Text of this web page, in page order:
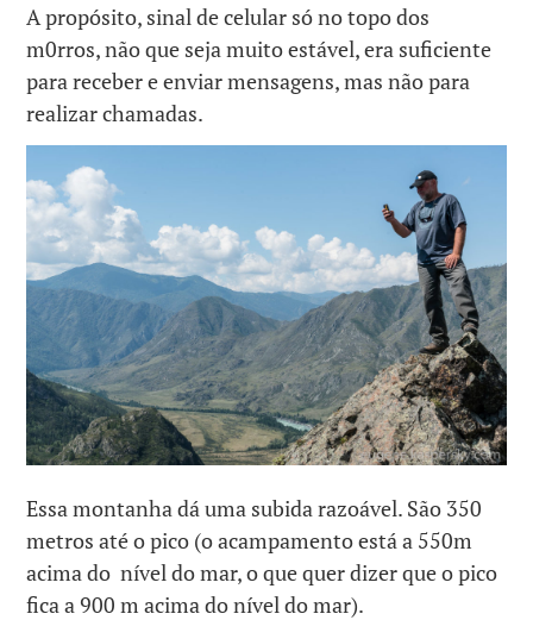
A propósito, sinal de celular só no topo dos
m0rros, não que seja muito estável, era suficiente
para receber e enviar mensagens, mas não para
realizar chamadas.
Essa montanha dá uma subida razoável. São 350
metros até o pico (o acampamento está a 550m
acima do nível do mar, o que quer dizer que o pico
fica a 900 m acima do nível do mar).